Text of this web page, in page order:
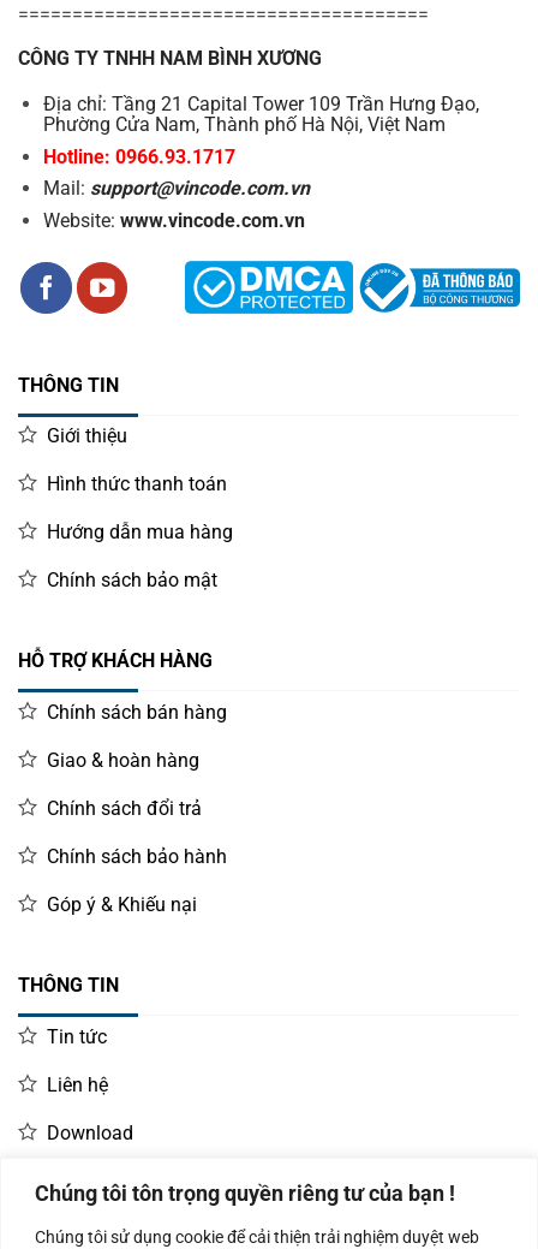
Chúng tôi tôn trọng quyền riêng tư của bạn !
Chúng tôi sử dụng cookie để cải thiện trải nghiệm duyệt web
======================================
CÔNG TY TNHH NAM BÌNH XƯƠNG
Địa chỉ: Tầng 21 Capital Tower 109 Trần Hưng Đạo,
Phường Cửa Nam, Thành phố Hà Nội, Việt Nam
Hotline: 0966.93.1717
Mail: support@vincode.com.vn
Website: www.vincode.com.vn
THÔNG TIN
Giới thiệu
Hình thức thanh toán
Hướng dẫn mua hàng
Chính sách bảo mật
HỖ TRỢ KHÁCH HÀNG
Chính sách bán hàng
Giao & hoàn hàng
Chính sách đổi trả
Chính sách bảo hành
Góp ý & Khiếu nại
THÔNG TIN
Tin tức
Liên hệ
Download
LIÊN HỆ MUA HÀNG